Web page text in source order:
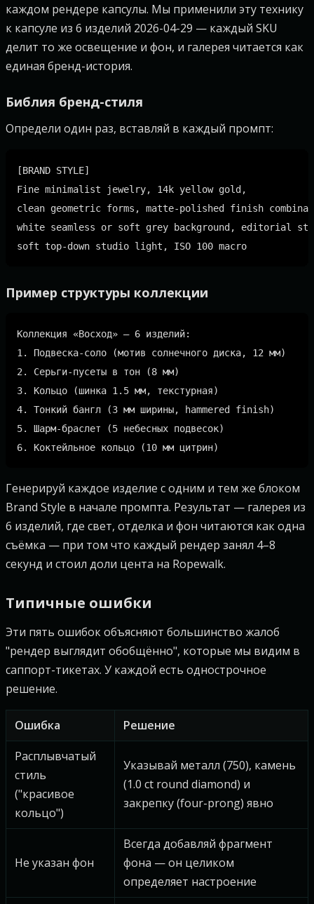
каждом рендере капсулы. Мы применили эту технику
к капсуле из 6 изделий 2026-04-29 — каждый SKU
делит то же освещение и фон, и галерея читается как
единая бренд-история.
Библия бренд-стиля
Определи один раз, вставляй в каждый промпт:
[BRAND STYLE]
Fine minimalist jewelry, 14k yellow gold,
clean geometric forms, matte-polished finish
white seamless or soft grey background, editorial
Пример структуры коллекции
Коллекция «Восход» — 6 изделий:
1. Подвеска-соло (мотив солнечного диска, 12 мм)
2. Серьги-пусеты в тон (8 мм)
3. Кольцо (шинка 1.5 мм, текстурная)
4. Тонкий бангл (3 мм ширины, hammered finish)
5. Шарм-браслет (5 небесных подвесок)
Генерируй каждое изделие с одним и тем же блоком
Brand Style в начале промпта. Результат — галерея из
6 изделий, где свет, отделка и фон читаются как одна
съёмка — при том что каждый рендер занял 4–8
секунд и стоил доли цента на Ropewalk.
Типичные ошибки
Эти пять ошибок объясняют большинство жалоб
"рендер выглядит обобщённо", которые мы видим в
саппорт-тикетах. У каждой есть однострочное
решение.
Ошибка
Решение
Расплывчатый
стиль
("красивое
кольцо")
Указывай металл (750), камень
(1.0 ct round diamond) и
закрепку (four-prong) явно
Не указан фон
Всегда добавляй фрагмент
фона — он целиком
определяет настроение